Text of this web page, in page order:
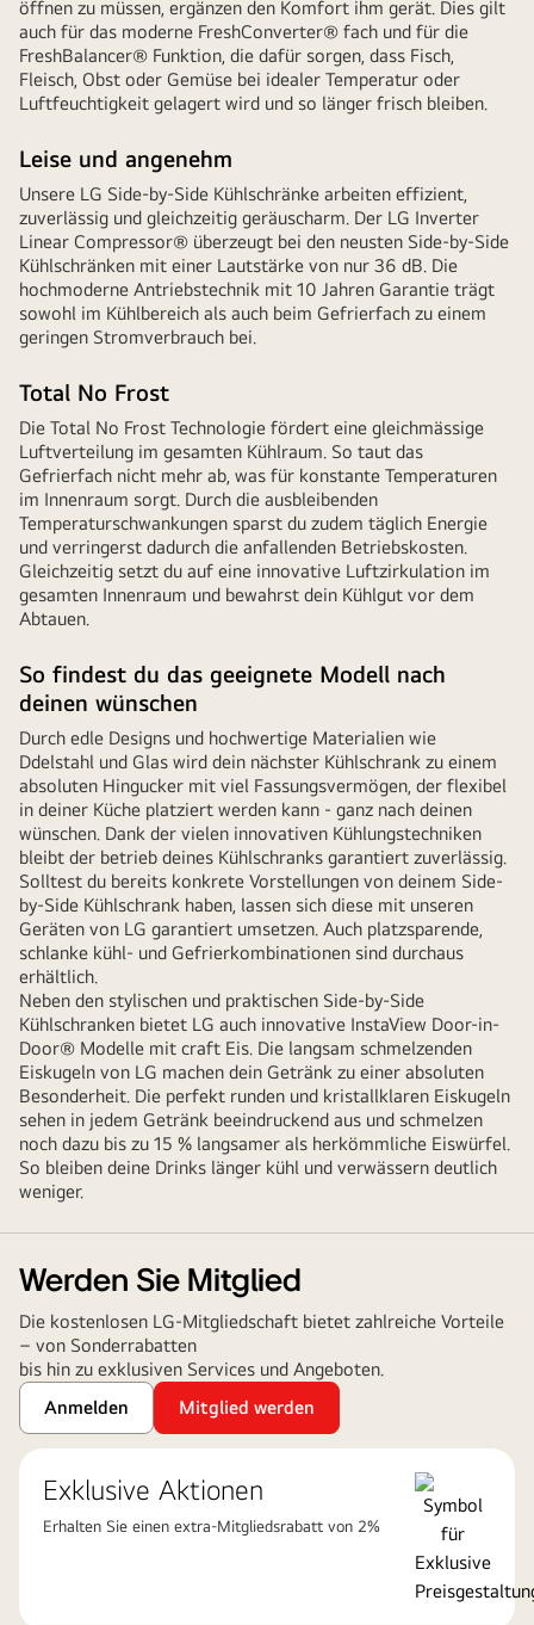
öffnen zu müssen, ergänzen den Komfort ihm gerät. Dies gilt
auch für das moderne FreshConverter® fach und für die
FreshBalancer® Funktion, die dafür sorgen, dass Fisch,
Fleisch, Obst oder Gemüse bei idealer Temperatur oder
Luftfeuchtigkeit gelagert wird und so länger frisch bleiben.
Leise und angenehm
Unsere LG Side-by-Side Kühlschränke arbeiten effizient,
zuverlässig und gleichzeitig geräuscharm. Der LG Inverter
Linear Compressor® überzeugt bei den neusten Side-by-Side
Kühlschränken mit einer Lautstärke von nur 36 dB. Die
hochmoderne Antriebstechnik mit 10 Jahren Garantie trägt
sowohl im Kühlbereich als auch beim Gefrierfach zu einem
geringen Stromverbrauch bei.
Total No Frost
Die Total No Frost Technologie fördert eine gleichmässige
Luftverteilung im gesamten Kühlraum. So taut das
Gefrierfach nicht mehr ab, was für konstante Temperaturen
im Innenraum sorgt. Durch die ausbleibenden
Temperaturschwankungen sparst du zudem täglich Energie
und verringerst dadurch die anfallenden Betriebskosten.
Gleichzeitig setzt du auf eine innovative Luftzirkulation im
gesamten Innenraum und bewahrst dein Kühlgut vor dem
Abtauen.
So findest du das geeignete Modell nach
deinen wünschen
Durch edle Designs und hochwertige Materialien wie
Ddelstahl und Glas wird dein nächster Kühlschrank zu einem
absoluten Hingucker mit viel Fassungsvermögen, der flexibel
in deiner Küche platziert werden kann - ganz nach deinen
wünschen. Dank der vielen innovativen Kühlungstechniken
bleibt der betrieb deines Kühlschranks garantiert zuverlässig.
Solltest du bereits konkrete Vorstellungen von deinem Side-
by-Side Kühlschrank haben, lassen sich diese mit unseren
Geräten von LG garantiert umsetzen. Auch platzsparende,
schlanke kühl- und Gefrierkombinationen sind durchaus
erhältlich.
Neben den stylischen und praktischen Side-by-Side
Kühlschranken bietet LG auch innovative InstaView Door-in-
Door® Modelle mit craft Eis. Die langsam schmelzenden
Eiskugeln von LG machen dein Getränk zu einer absoluten
Besonderheit. Die perfekt runden und kristallklaren Eiskugeln
sehen in jedem Getränk beeindruckend aus und schmelzen
noch dazu bis zu 15 % langsamer als herkömmliche Eiswürfel.
So bleiben deine Drinks länger kühl und verwässern deutlich
weniger.
Werden Sie Mitglied
Die kostenlosen LG-Mitgliedschaft bietet zahlreiche Vorteile
– von Sonderrabatten
bis hin zu exklusiven Services und Angeboten.
Anmelden
Mitglied werden
Exklusive Aktionen
Erhalten Sie einen extra-Mitgliedsrabatt von 2%